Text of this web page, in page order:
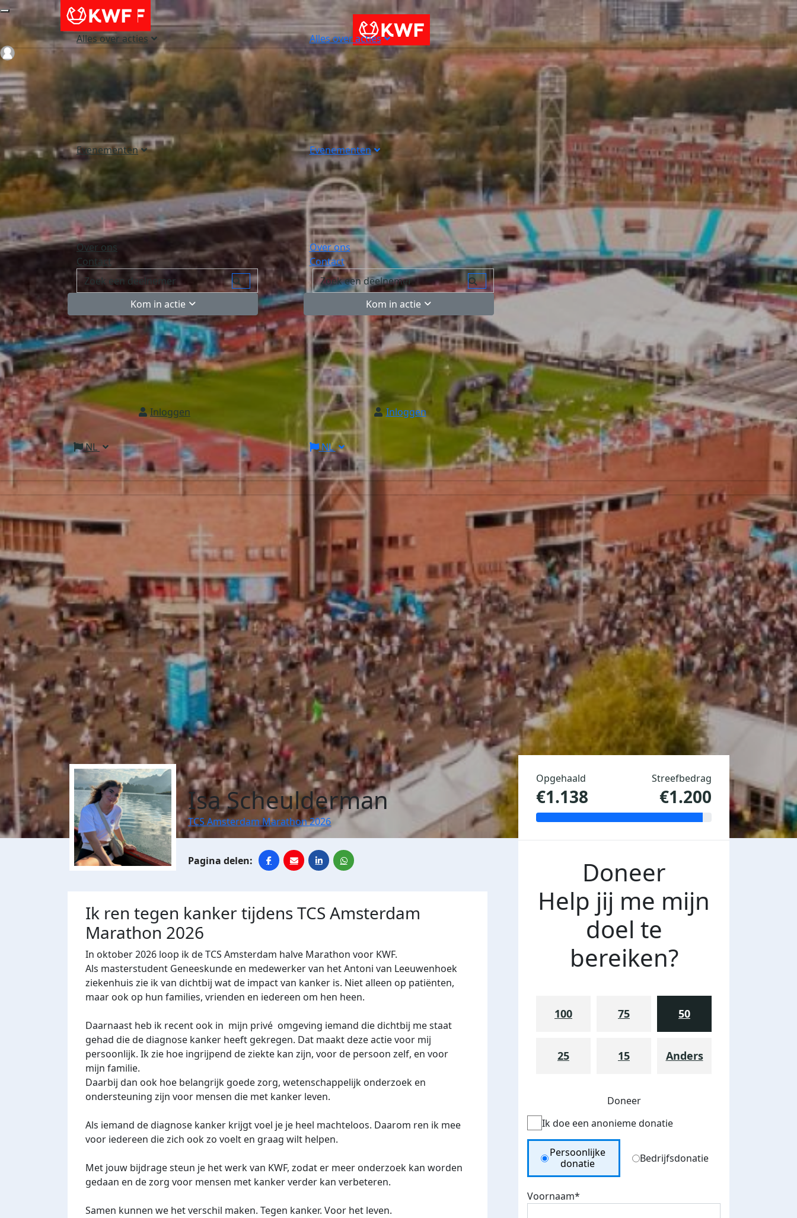
Alles over acties
Evenementen
Over ons
Contact
Kom in actie
Inloggen
NL
Alles over acties
Evenementen
Over ons
Contact
Kom in actie
Inloggen
NL
Login
Isa Scheulderman
TCS Amsterdam Marathon 2026
Ik ren tegen kanker tijdens TCS Amsterdam
Marathon 2026
In oktober 2026 loop ik de TCS Amsterdam halve Marathon voor KWF.
Als masterstudent Geneeskunde en medewerker van het Antoni van Leeuwenhoek
ziekenhuis zie ik van dichtbij wat de impact van kanker is. Niet alleen op patiënten,
maar ook op hun families, vrienden en iedereen om hen heen.
Daarnaast heb ik recent ook in mijn privé omgeving iemand die dichtbij me staat
gehad die de diagnose kanker heeft gekregen. Dat maakt deze actie voor mij
persoonlijk. Ik zie hoe ingrijpend de ziekte kan zijn, voor de persoon zelf, en voor
mijn familie.
Daarbij dan ook hoe belangrijk goede zorg, wetenschappelijk onderzoek en
ondersteuning zijn voor mensen die met kanker leven.
Als iemand de diagnose kanker krijgt voel je je heel machteloos. Daarom ren ik mee
voor iedereen die zich ook zo voelt en graag wilt helpen.
Met jouw bijdrage steun je het werk van KWF, zodat er meer onderzoek kan worden
gedaan en de zorg voor mensen met kanker verder kan verbeteren.
Samen kunnen we het verschil maken. Tegen kanker. Voor het leven.
Opgehaald
€1.138
Streefbedrag
€1.200
Doneer
Help jij me mijn
doel te
bereiken?
100 75 50
25 15 Anders
Doneer
Ik doe een anonieme donatie
Donation Type
Persoonlijke
donatie
Bedrijfsdonatie
Voornaam*